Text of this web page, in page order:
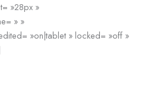
»28px »
» »
»on|tablet » locked= »off »